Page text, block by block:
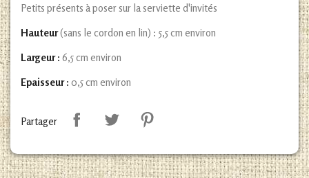
Petits présents à poser sur la serviette d'invités
Hauteur(sans le cordon en lin) : 5,5 cm environ
Largeur : 6,5cm environ
Epaisseur : 0,5 cm environ
Partager